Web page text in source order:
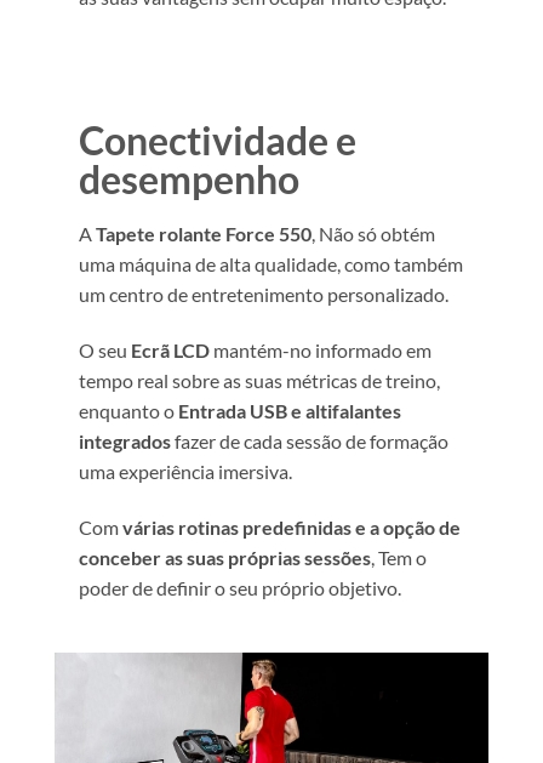
Conectividade e
desempenho
ATapete rolante Force 550, Não só obtém
uma máquina de alta qualidade, como também
um centro de entretenimento personalizado.
O seu Ecrã LCD mantém-no informado em
tempo real sobre as suas métricas de treino,
enquanto o Entrada USB e altifalantes
integradosfazer de cada sessão de formação
uma experiência imersiva.
Comvárias rotinas predefinidas e a opção de
conceber as suas próprias sessões, Tem o
poder de definir o seu próprio objetivo.